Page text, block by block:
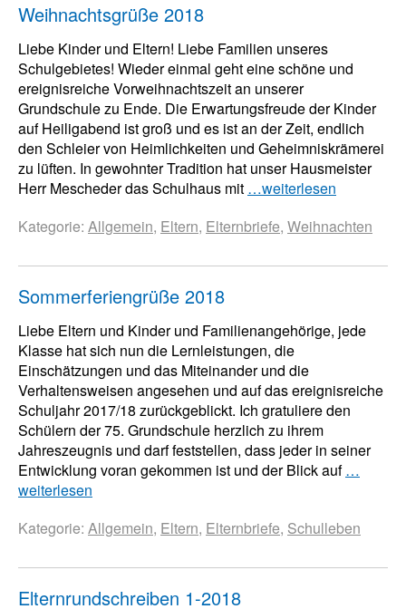
Weihnachtsgrüße 2018
Liebe Kinder und Eltern! Liebe Familien unseres
Schulgebietes! Wieder einmal geht eine schöne und
ereignisreiche Vorweihnachtszeit an unserer
Grundschule zu Ende. Die Erwartungsfreude der Kinder
auf Heiligabend ist groß und es ist an der Zeit, endlich
den Schleier von Heimlichkeiten und Geheimniskrämerei
zu lüften. In gewohnter Tradition hat unser Hausmeister
Herr Mescheder das Schulhaus mit …weiterlesen
Kategorie: Allgemein, Eltern, Elternbriefe, Weihnachten
Sommerferiengrüße 2018
Liebe Eltern und Kinder und Familienangehörige, jede
Klasse hat sich nun die Lernleistungen, die
Einschätzungen und das Miteinander und die
Verhaltensweisen angesehen und auf das ereignisreiche
Schuljahr 2017/18 zurückgeblickt. Ich gratuliere den
Schülern der 75. Grundschule herzlich zu ihrem
Jahreszeugnis und darf feststellen, dass jeder in seiner
Entwicklung voran gekommen ist und der Blick auf…
weiterlesen
Kategorie: Allgemein, Eltern, Elternbriefe, Schulleben
Elternrundschreiben 1-2018